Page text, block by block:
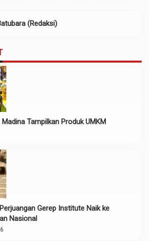
(Redaksi)
Madina Tampilkan Produk UMKM
Gerep Institute Naik ke
Nasional